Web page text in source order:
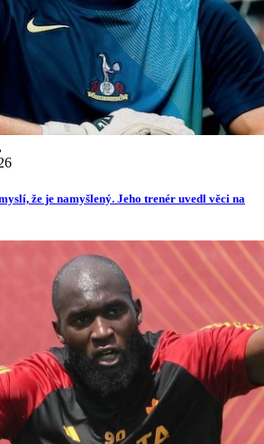
,
že je namyšlený. Jeho trenér uvedl věci na